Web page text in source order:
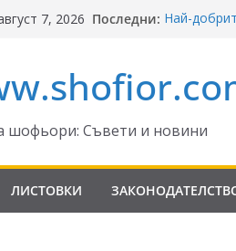
7, 2026 Последни: Най-
Отнемане
да знаят
шофьори: Съвети и новини
ЛИСТОВКИ